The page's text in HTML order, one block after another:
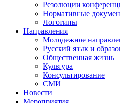
Резолюции
Нормативные
Логотипы
Направления
Молодежное
Русский язык и
Общественная жизнь
Культура
Консультирование
СМИ
Новости
Мероприятия